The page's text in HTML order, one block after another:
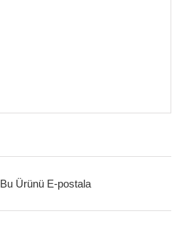
Bu Ürünü E-postala